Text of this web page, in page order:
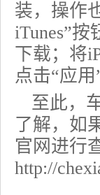
装，操作
iTunes”
下载；将
点击“应
至此，
了解，如
官网进行
http://